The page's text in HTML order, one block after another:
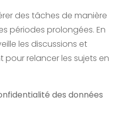
des tâches de manière
périodes prolongées. En
les discussions et
relancer les sujets en
des données